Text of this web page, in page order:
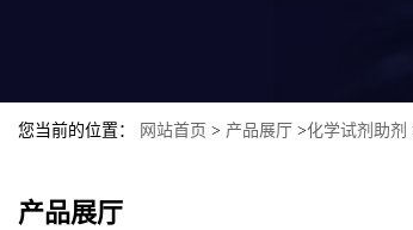
您当前的位置： 网站首页 > 产品展厅 >化学试剂助剂
产品展厅